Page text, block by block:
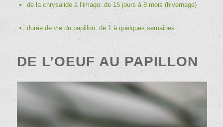
de la chrysalide à l’imago: de 15 jours à 8 mois (hivernage)
durée de vie du papillon: de 1 à quelques semaines
DE L’OEUF AU PAPILLON